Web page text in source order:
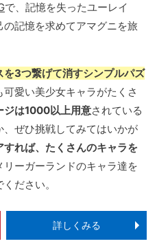
で、記憶を失ったユーレイ
記憶を求めてアマグニを旅
を3つ繋げて消すシンプルパズ
愛い美少女キャラがたくさ
ジは1000以上用意されている
ぜひ挑戦してみてはいかが
すれば、たくさんのキャラを
リーガーランドのキャラ達を
ださい。
詳しくみる